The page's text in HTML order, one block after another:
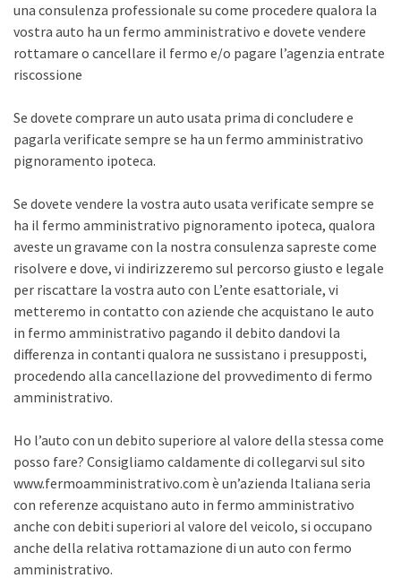
una consulenza professionale su come procedere qualora la
vostra auto ha un fermo amministrativo e dovete vendere
rottamare o cancellare il fermo e/o pagare l’agenzia entrate
riscossione
Se dovete comprare un auto usata prima di concludere e
pagarla verificate sempre se ha un fermo amministrativo
pignoramento ipoteca.
Se dovete vendere la vostra auto usata verificate sempre se
ha il fermo amministrativo pignoramento ipoteca, qualora
aveste un gravame con la nostra consulenza sapreste come
risolvere e dove, vi indirizzeremo sul percorso giusto e legale
per riscattare la vostra auto con L’ente esattoriale, vi
metteremo in contatto con aziende che acquistano le auto
in fermo amministrativo pagando il debito dandovi la
differenza in contanti qualora ne sussistano i presupposti,
procedendo alla cancellazione del provvedimento di fermo
amministrativo.
Ho l’auto con un debito superiore al valore della stessa come
posso fare? Consigliamo caldamente di collegarvi sul sito
www.fermoamministrativo.com è un’azienda Italiana seria
con referenze acquistano auto in fermo amministrativo
anche con debiti superiori al valore del veicolo, si occupano
anche della relativa rottamazione di un auto con fermo
amministrativo.